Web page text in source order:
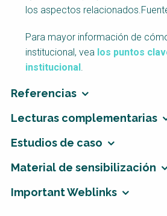
los aspectos
Para mayor información de
institucional, vea los puntos
institucional.
Referencias
Lecturas complementarias
Estudios de caso
Material de sensibilización
Important Weblinks